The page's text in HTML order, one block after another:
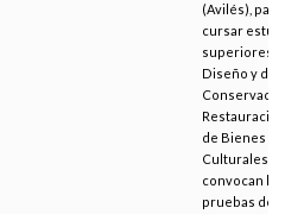
(Avilés), para
cursar estudios
superiores de
Diseño y de
Conservación y
Restauración
de Bienes
Culturales, y se
convocan las
pruebas de